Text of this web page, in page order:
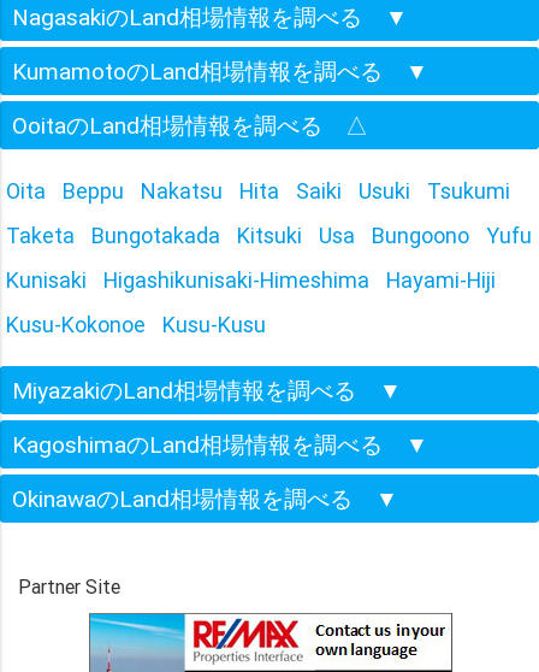
NagasakiのLand相場情報を調べる ▼
KumamotoのLand相場情報を調べる ▼
OoitaのLand相場情報を調べる △
Oita Beppu Nakatsu Hita Saiki Usuki
Tsukumi
Taketa
Bungotakada Kitsuki Usa Bungoono
Yufu
Kunisaki
Higashikunisaki-Himeshima
Hayami-Hiji
Kusu-Kokonoe
Kusu-Kusu
MiyazakiのLand相場情報を調べる ▼
KagoshimaのLand相場情報を調べる ▼
OkinawaのLand相場情報を調べる ▼
Partner Site